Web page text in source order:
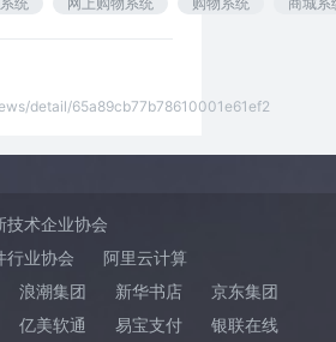
detail/65a89cb77b78610001e61ef2
技术企业协会
行业协会
阿里云计算
浪潮集团 新华书店
京东集团
亿美软通 易宝支付
银联在线